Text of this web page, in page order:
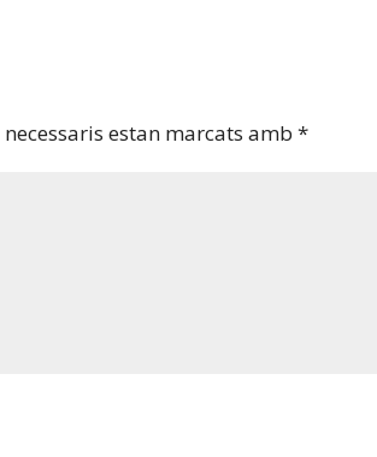
necessaris estan marcats amb*